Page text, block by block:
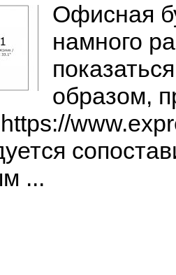
Офисная
намного
образом,
...